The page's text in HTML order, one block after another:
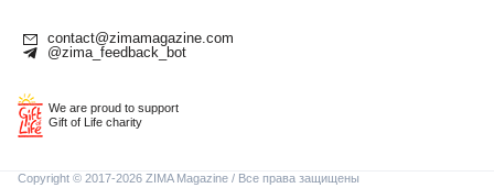
contact@zimamagazine.com
@zima_feedback_bot
We are proud to support
Gift of Life charity
Copyright © 2017-2026 ZIMA Magazine / Все права защищены